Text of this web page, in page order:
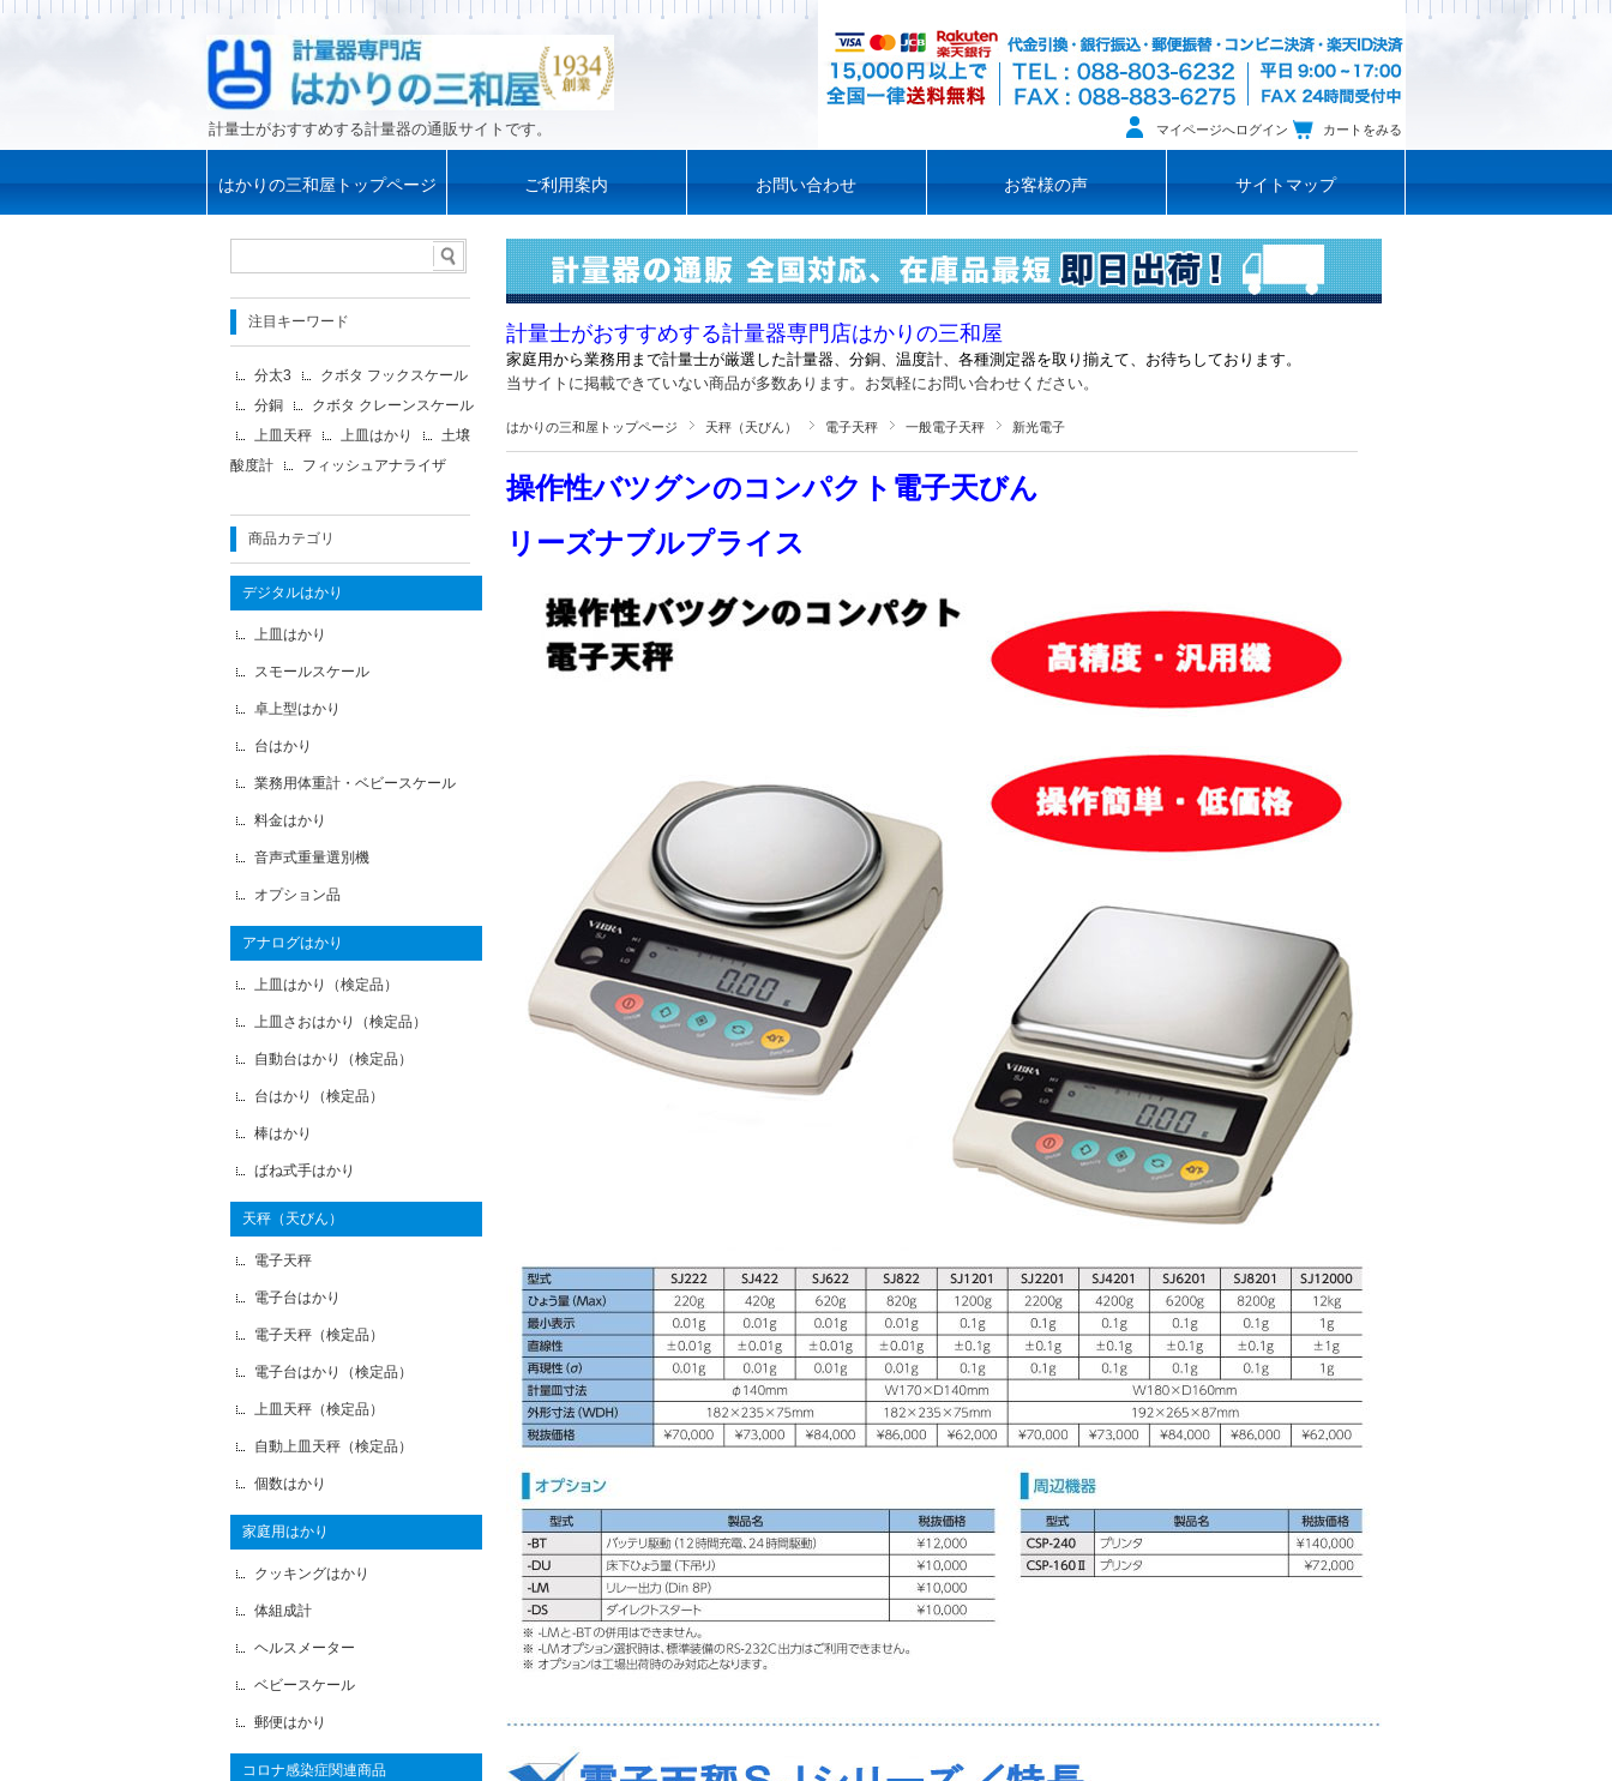
計量士がおすすめする計量器の通販サイトです。 マイページへログイン カートをみる
はかりの三和屋トップページ ご利用案内 お問い合わせ お客様の声 サイトマップ
計量士がおすすめする計量器専門店はかりの三和屋
家庭用から業務用まで計量士が厳選した計量器、 分銅、温度計、各種測定器を取り揃えて、お待ちしております。
当サイトに掲載できていない商品が多数あります。お気軽にお問い合わせください。
はかりの三和屋トップページ 天秤（天びん） 電子天秤 一般電子天秤 新光電子
操作性バツグンのコンパクト電子天びん
リーズナブルプライス
注目キーワード
分太3
クボタ フックスケール
分銅
クボタ クレーンスケール
上皿天秤
上皿はかり
土壌
酸度計
フィッシュアナライザ
商品カテゴリ
デジタルはかり
上皿はかり
スモールスケール
卓上型はかり
台はかり
業務用体重計・ベビースケール
料金はかり
音声式重量選別機
オプション品
アナログはかり
上皿はかり（検定品）
上皿さおはかり（検定品）
自動台はかり（検定品）
台はかり（検定品）
棒はかり
ばね式手はかり
天秤（天びん）
電子天秤
電子台はかり
電子天秤（検定品）
電子台はかり（検定品）
上皿天秤（検定品）
自動上皿天秤（検定品）
個数はかり
家庭用はかり
クッキングはかり
体組成計
ヘルスメーター
ベビースケール
郵便はかり
コロナ感染症関連商品